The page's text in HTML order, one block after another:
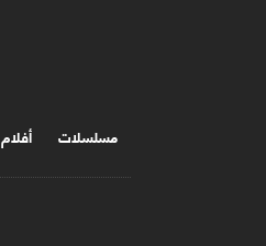
مسلسلات أفلام